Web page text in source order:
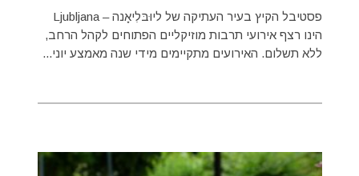
פסטיבל הקיץ בעיר העתיקה של ליוּבּלִיאָנה – Ljubljana
הינו רצף אירועי תרבות מוזיקליים הפתוחים לקהל הרחב,
ללא תשלום. האירועים מתקיימים מידי שנה מאמצע יוני...